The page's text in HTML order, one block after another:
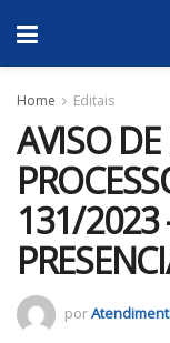
Home Editais
AVISO
131/2023
por